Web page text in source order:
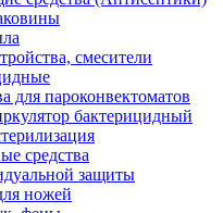
смесители
для пароконвектоматов
бактерицидный
средства
защиты
ножей